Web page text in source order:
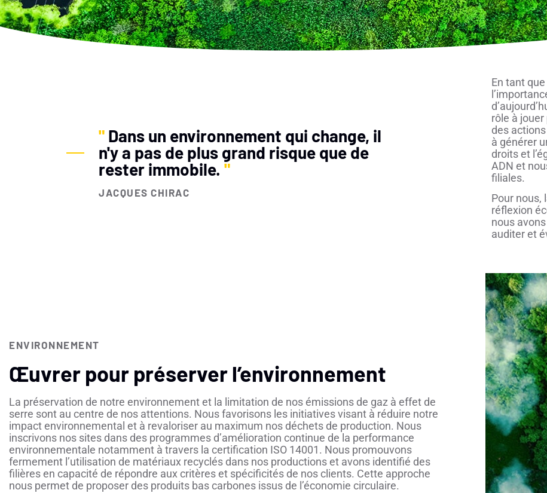
" Dans un environnement qui change, il
n'y a pas de plus grand risque que de
rester immobile. "
JACQUES CHIRAC
En tant
rôle à
des
à générer
droits et
ADN et
filiales.
Pour nous,
réflexion
nous
auditer et
ENVIRONNEMENT
Œuvrer pour préserver l’environnement
La préservation de notre environnement et la limitation de nos émissions de gaz à effet de
serre sont au centre de nos attentions. Nous favorisons les initiatives visant à réduire notre
impact environnemental et à revaloriser au maximum nos déchets de production. Nous
inscrivons nos sites dans des programmes d’amélioration continue de la performance
environnementale notamment à travers la certification ISO 14001. Nous promouvons
fermement l’utilisation de matériaux recyclés dans nos productions et avons identifié des
filières en capacité de répondre aux critères et spécificités de nos clients. Cette approche
nous permet de proposer des produits bas carbones issus de l’économie circulaire.